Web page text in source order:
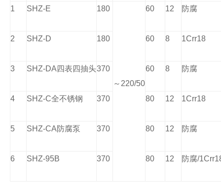
1 SHZ-E 180
～ 220/50
60 12 防腐
2 SHZ-D 180 60 8 1Crr18
3 SHZ-DA 四表四抽头370 60 8 防腐
4 SHZ-C全不锈钢 370 80 12 1Crr18
5 SHZ-CA防腐泵 370 80 12 防腐
6 SHZ-95B 370 80 12 防腐/